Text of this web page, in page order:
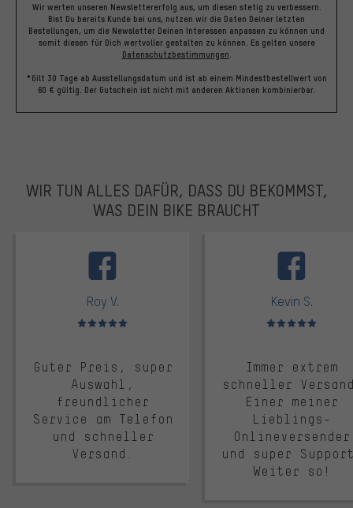
Wir werten unseren Newslettererfolg aus, um diesen stetig zu verbessern.
Bist Du bereits Kunde bei uns, nutzen wir die Daten Deiner letzten
Bestellungen, um die Newsletter Deinen Interessen anpassen zu können und
somit diesen für Dich wertvoller gestalten zu können. Es gelten unsere
Datenschutzbestimmungen.
*Gilt 30 Tage ab Ausstellungsdatum und ist ab einem Mindestbestellwert von
60 € gültig. Der Gutschein ist nicht mit anderen Aktionen kombinierbar.
WIR TUN ALLES DAFÜR, DASS DU BEKOMMST,
WAS DEIN BIKE BRAUCHT
Roy V.
Bewertungen: 5 von 5
Guter Preis, super
Auswahl,
freundlicher
Service am Telefon
und schneller
Versand.
Kevin S.
Bewertungen: 5 von 5
Immer extrem
schneller
Einer meiner
Lieblings-
Onlineversender
und super
Weiter so!